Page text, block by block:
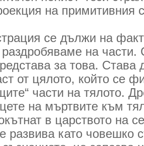
на примитивния
се дължи на
на
за това. Става
от цялото, който се
части на тялото.
на мъртвите към
в царството на
развива като човешко